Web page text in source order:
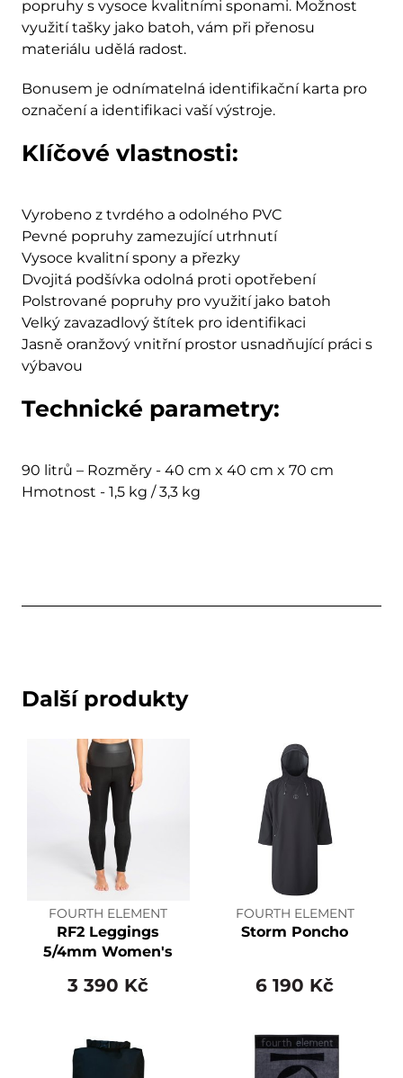
popruhy s vysoce kvalitními sponami. Možnost
využití tašky jako batoh, vám při přenosu
materiálu udělá radost.
Bonusem je odnímatelná identifikační karta pro
označení a identifikaci vaší výstroje.
Klíčové vlastnosti:
Vyrobeno z tvrdého a odolného PVC
Pevné popruhy zamezující utrhnutí
Vysoce kvalitní spony a přezky
Dvojitá podšívka odolná proti opotřebení
Polstrované popruhy pro využití jako batoh
Velký zavazadlový štítek pro identifikaci
Jasně oranžový vnitřní prostor usnadňující práci s
výbavou
Technické parametry:
90 litrů – Rozměry - 40 cm x 40 cm x 70 cm
Hmotnost - 1,5 kg / 3,3 kg
Další produkty
FOURTH ELEMENT
RF2 Leggings
5/4mm Women's
3 390 Kč
FOURTH ELEMENT
Storm Poncho
6 190 Kč